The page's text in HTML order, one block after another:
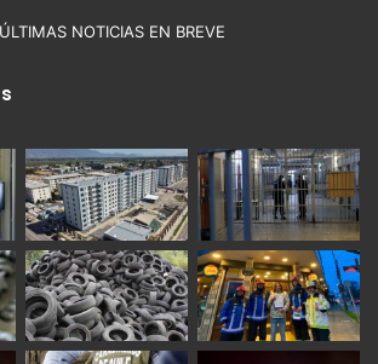
NOTICIAS EN BREVE